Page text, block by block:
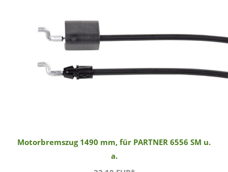
Motorbremszug 1490 mm, für PARTNER 6556 SM u.
a.